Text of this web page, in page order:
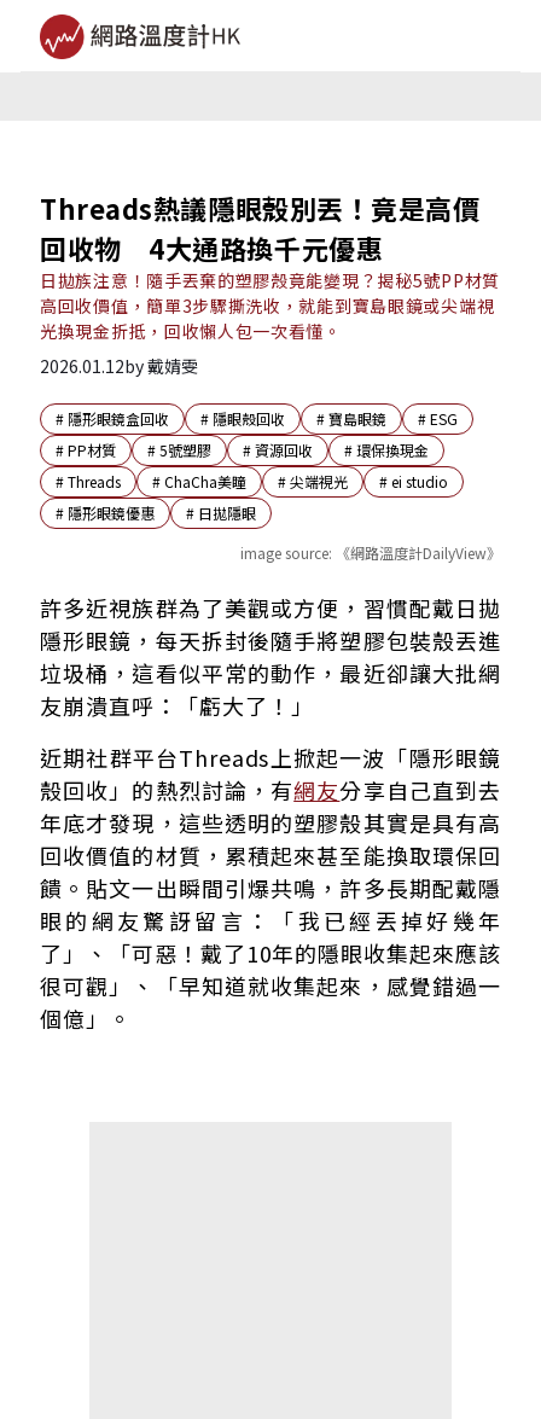
Threads熱議隱眼殼別丟！竟是高價
回收物 4大通路換千元優惠
日拋族注意！隨手丟棄的塑膠殼竟能變現？揭秘5號PP材質
高回收價值，簡單3步驟撕洗收，就能到寶島眼鏡或尖端視
光換現金折抵，回收懶人包一次看懂。
2026.01.12by戴婧雯
# 隱形眼鏡盒回收 # 隱眼殼回收 #寶島眼鏡 #ESG
#PP材質 #5號塑膠 #資源回收 #環保換現金
#Threads #ChaCha美瞳 #尖端視光 #ei studio
# 隱形眼鏡優惠 # 日拋隱眼
image source: 《網路溫度計DailyView》
為什麼隱眼盒這麼值錢？認識「5號 PP」材質的秘密
隱形眼鏡盒怎麼回收？「撕、洗、收」3步驟教學
寶島眼鏡、ChaCha美瞳都能換！盤點4大隱眼殼回收優惠
許多近視族群為了美觀或方便，習慣配戴日拋
隱形眼鏡，每天拆封後隨手將塑膠包裝殼丟進
垃圾桶，這看似平常的動作，最近卻讓大批網
友崩潰直呼：「虧大了！」
近期社群平台Threads上掀起一波「隱形眼鏡
殼回收」的熱烈討論，有網友分享自己直到去
年底才發現，這些透明的塑膠殼其實是具有高
回收價值的材質，累積起來甚至能換取環保回
饋。貼文一出瞬間引爆共鳴，許多長期配戴隱
眼的網友驚訝留言：「我已經丟掉好幾年
了」、「可惡！戴了10年的隱眼收集起來應該
很可觀」、「早知道就收集起來，感覺錯過一
個億」。